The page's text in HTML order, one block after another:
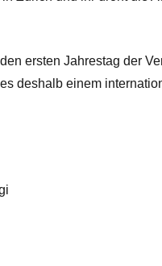
ersten Jahrestag der
deshalb einem